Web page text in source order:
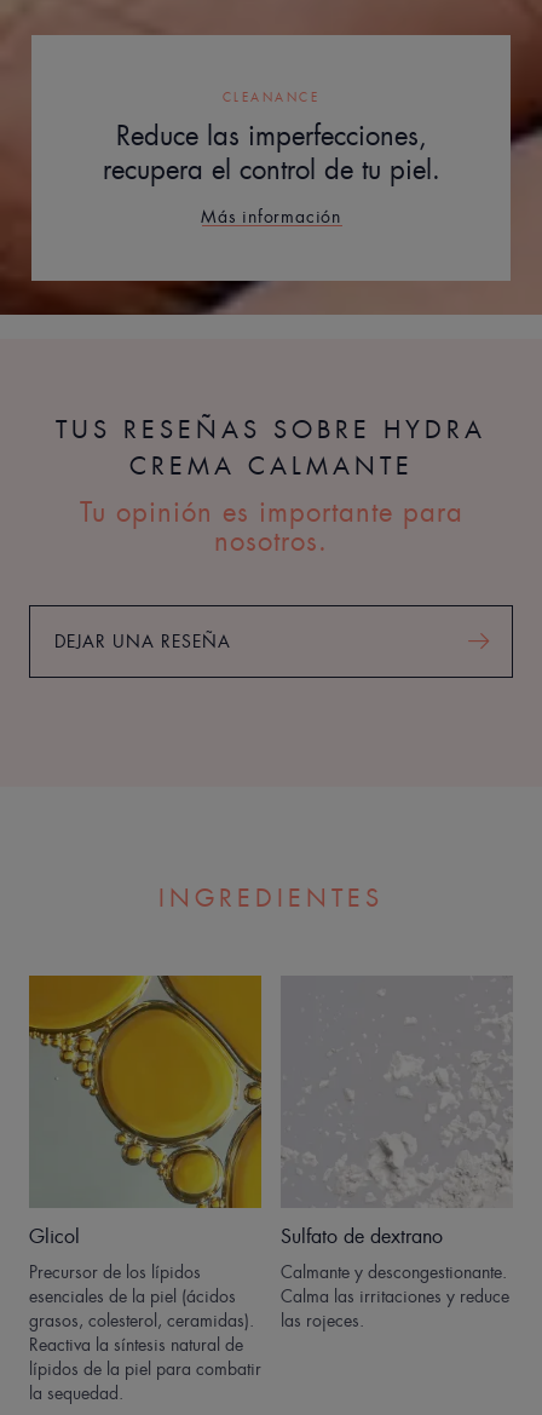
CLEANANCE
Reduce las imperfecciones,
recupera el control de tu piel.
Más información
TUS RESEÑAS SOBRE HYDRA
CREMA CALMANTE
Tu opinión es importante para
nosotros.
DEJAR UNA RESEÑA
INGREDIENTES
Glicol
Precursor de los lípidos
esenciales de la piel (ácidos
grasos, colesterol, ceramidas).
Reactiva la síntesis natural de
lípidos de la piel para combatir
la sequedad.
Sulfato de dextrano
Calmante y descongestionante.
Calma las irritaciones y reduce
las rojeces.